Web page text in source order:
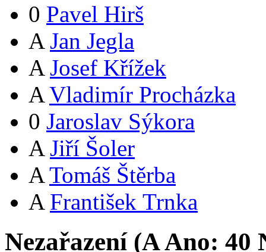
0 Pavel Hirš
A Jan Jegla
A Josef Křížek
A Vladimír Procházka
0 Jaroslav Sýkora
A Jiří Šoler
A Tomáš Štěrba
A František Trnka
Nezařazení (AAno: 40